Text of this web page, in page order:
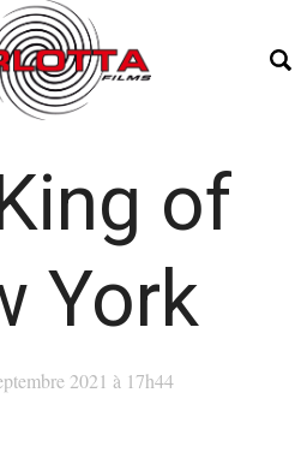
of
York
2021 à 17h44